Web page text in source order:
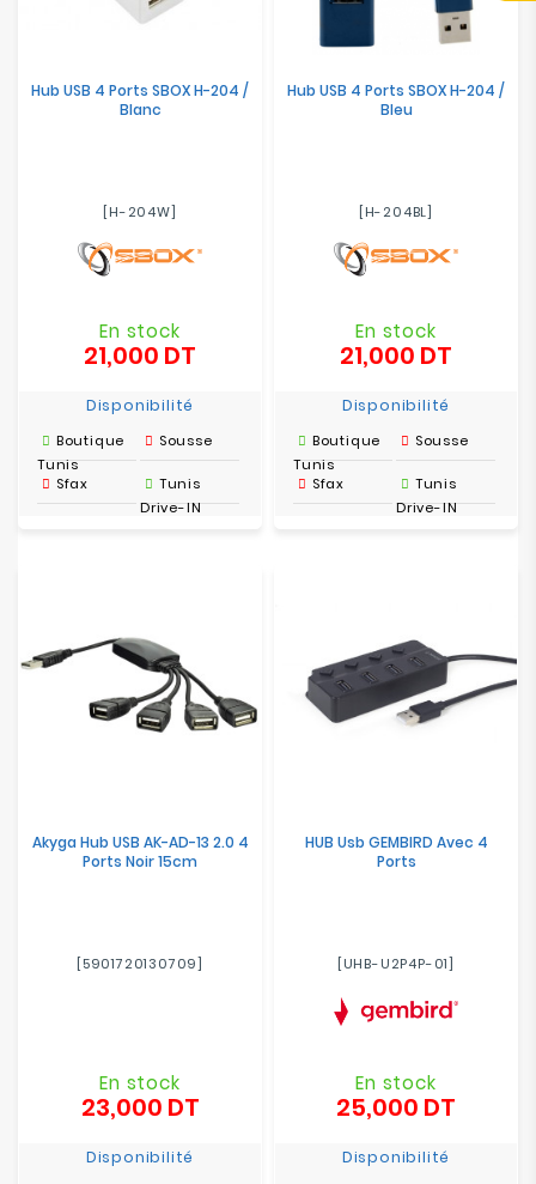
Hub USB 4 Ports SBOX H-204 /
Blanc
[H-204W]
En stock
21,000 DT
Disponibilité
Boutique
Tunis
Sousse
Sfax
Tunis
Drive-IN
Hub USB 4 Ports SBOX H-204 /
Bleu
[H-204BL]
En stock
21,000 DT
Disponibilité
Boutique
Tunis
Sousse
Sfax
Tunis
Drive-IN
Akyga Hub USB AK-AD-13 2.0 4
Ports Noir 15cm
[5901720130709]
En stock
23,000 DTPrix
Disponibilité
HUB Usb GEMBIRD Avec 4
Ports
[UHB-U2P4P-01]
En stock
25,000 DT
Disponibilité